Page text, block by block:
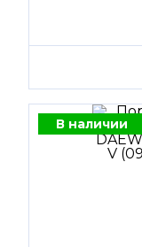
В наличии